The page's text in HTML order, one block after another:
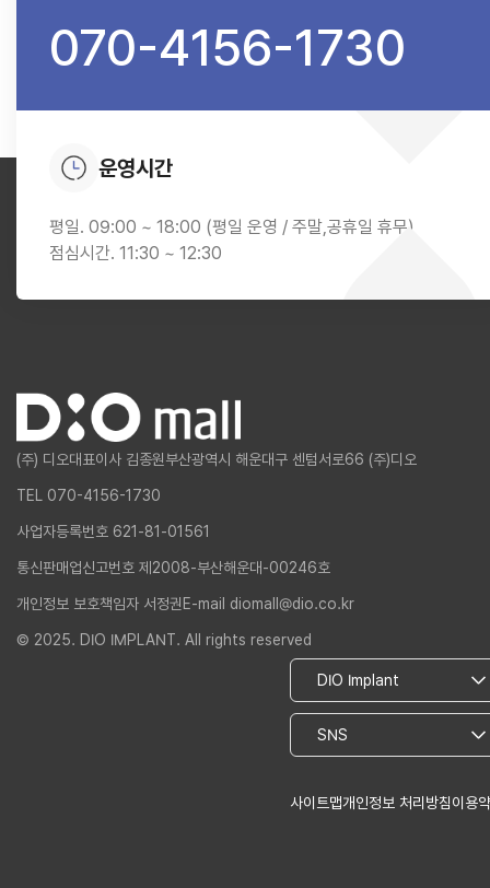
070-4156-1730
운영시간
평일. 09:00 ~ 18:00 (평일 운영 / 주말,공휴일 휴무)
점심시간. 11:30 ~ 12:30
(주) 디오대표이사 김종원부산광역시 해운대구 센텀서로66 (주)디오
TEL 070-4156-1730
사업자등록번호 621-81-01561
통신판매업신고번호 제2008-부산해운대-00246호
개인정보 보호책임자 서정권 E-mail diomall@dio.co.kr
© 2025. DIO IMPLANT. All rights reserved
사이트맵개인정보 처리방침이용